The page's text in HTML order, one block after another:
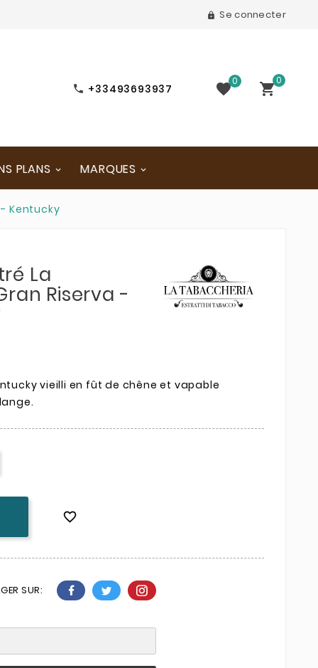
 Se connecter
 +33493693937 0 
0
PLANS MARQUES
Kentucky
La
Riserva -
vieilli en fût de chêne et vapable

SUR: